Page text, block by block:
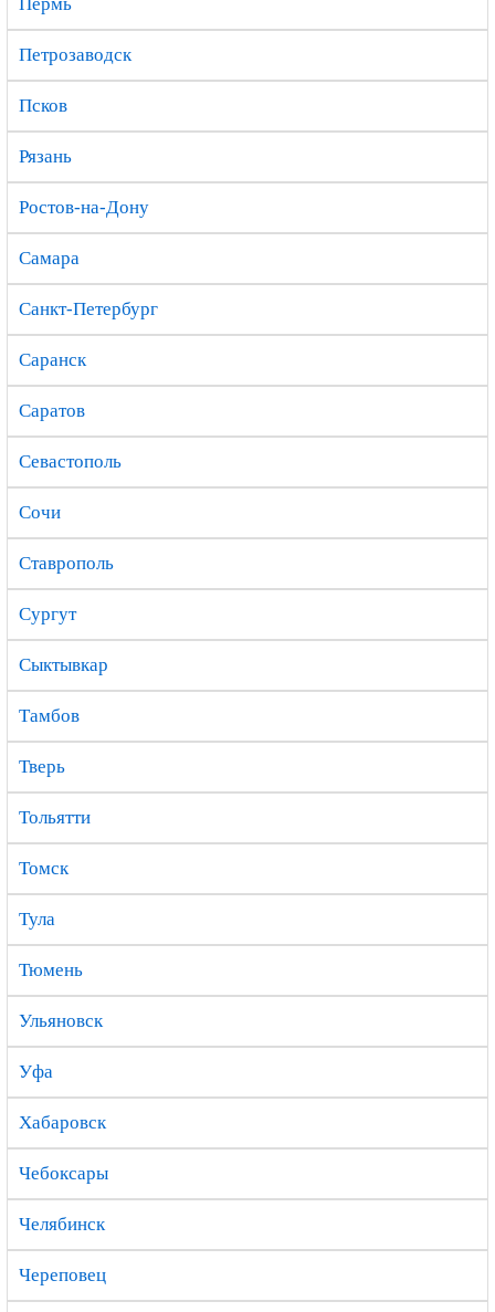
Петрозаводск
Псков
Рязань
Ростов-на-Дону
Самара
Санкт-Петербург
Саранск
Саратов
Севастополь
Сочи
Ставрополь
Сургут
Сыктывкар
Тамбов
Тверь
Тольятти
Томск
Тула
Тюмень
Ульяновск
Уфа
Хабаровск
Чебоксары
Челябинск
Череповец